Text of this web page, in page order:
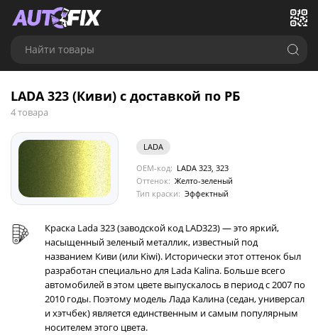
Найти товары
LADA 323 (Киви) с доставкой по РБ
4 товара
LADA
OEM-код: LADA 323, 323
Оттенок: Желто-зеленый
Тип краски: Эффектный
Краска Lada 323 (заводской код LAD323) — это яркий,
насыщенный зеленый металлик, известный под
названием Киви (или Kiwi). Исторически этот оттенок был
разработан специально для Lada Kalina. Больше всего
автомобилей в этом цвете выпускалось в период с 2007 по
2010 годы. Поэтому модель Лада Калина (седан, универсал
и хэтчбек) является единственным и самым популярным
носителем этого цвета.